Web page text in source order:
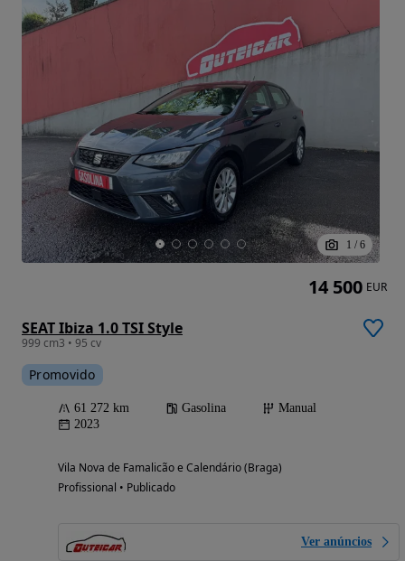
1 / 6
SEAT Ibiza 1.0 TSI Style
999 cm3 • 95 cv
Promovido
61 272 km Gasolina
Manual
2023
Vila Nova de Famalicão e Calendário (Braga)
Profissional • Publicado
Ver anúncios
14 500 EUR